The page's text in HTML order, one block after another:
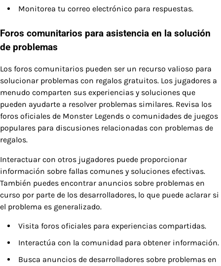
Monitorea tu correo electrónico para respuestas.
Foros comunitarios para asistencia en la solución
de problemas
Los foros comunitarios pueden ser un recurso valioso para
solucionar problemas con regalos gratuitos. Los jugadores a
menudo comparten sus experiencias y soluciones que
pueden ayudarte a resolver problemas similares. Revisa los
foros oficiales de Monster Legends o comunidades de juegos
populares para discusiones relacionadas con problemas de
regalos.
Interactuar con otros jugadores puede proporcionar
información sobre fallas comunes y soluciones efectivas.
También puedes encontrar anuncios sobre problemas en
curso por parte de los desarrolladores, lo que puede aclarar si
el problema es generalizado.
Visita foros oficiales para experiencias compartidas.
Interactúa con la comunidad para obtener información.
Busca anuncios de desarrolladores sobre problemas en